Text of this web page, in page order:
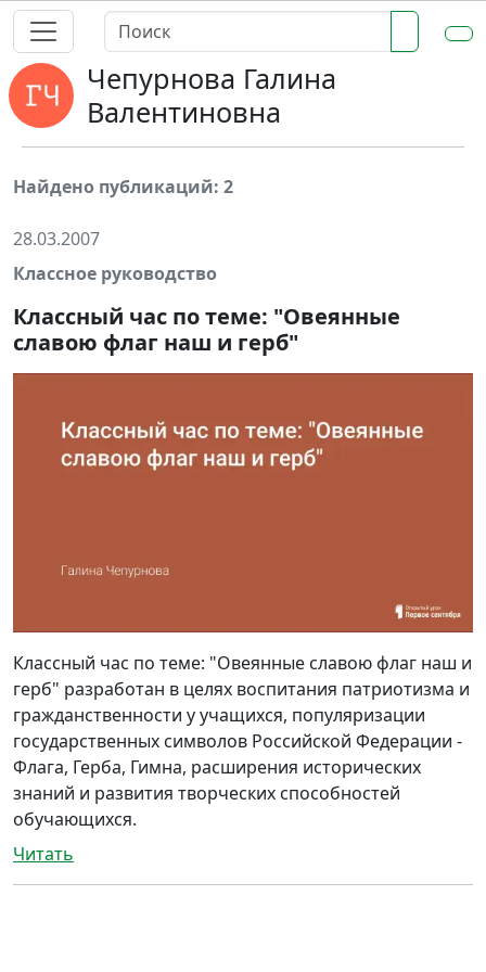
Чепурнова Галина
Валентиновна
Найдено публикаций: 2
28.03.2007
Классное руководство
Классный час по теме: "Овеянные
славою флаг наш и герб"
Классный час по теме: "Овеянные славою флаг наш и
герб" разработан в целях воспитания патриотизма и
гражданственности у учащихся, популяризации
государственных символов Российской Федерации -
Флага, Герба, Гимна, расширения исторических
знаний и развития творческих способностей
обучающихся.
Читать